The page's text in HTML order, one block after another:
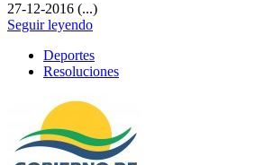
27-12-2016 (...)
Seguir leyendo
Deportes
Resoluciones